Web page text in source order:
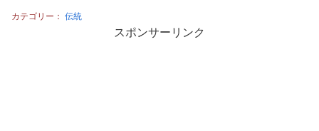
カテゴリー： 伝統
スポンサーリンク